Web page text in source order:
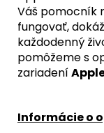
Váš pomocník
fungovať,
každodenný
pomôžeme s
zariadení
Informácie o
BLACK
TITANIUM)
-
ORIGINAL
APPLE
23,90